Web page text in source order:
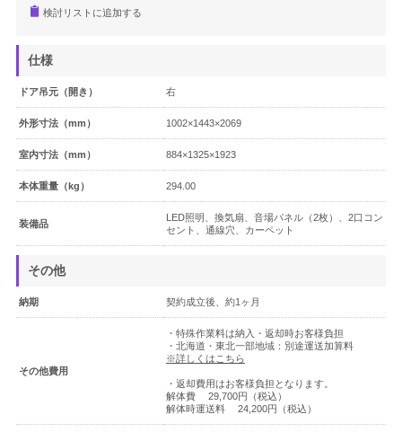
メールお問い合わせ
0120-381-808
受付時間： 9:00～12:00 / 13:00～17:30
（土・日・祝日を除く）
（株）ヤマハミュージックジャパン レンタル・リース課
メールでのお問い合わせ
メールフォーム
よくあるご質問はこちら
法人のお客様はこちら
検討リストに追加する
仕様
ドア吊元（開き） 右
外形寸法（mm） 1002×1443×2069
室内寸法（mm） 884×1325×1923
本体重量（kg） 294.00
装備品
LED照明、換気扇、音場パネル（2枚）、2口コン
セント、通線穴、カーペット
その他
納期 契約成立後、約1ヶ月
その他費用
・特殊作業料は納入・返却時お客様負担
・北海道・東北一部地域：別途運送加算料
※詳しくはこちら
・返却費用はお客様負担となります。
解体費 29,700円（税込）
解体時運送料 24,200円（税込）